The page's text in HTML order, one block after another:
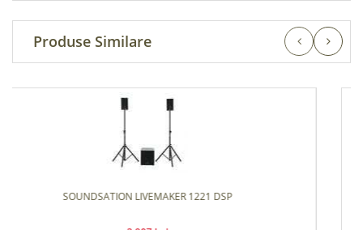
Produse Similare
SOUNDSATION LIVEMAKER